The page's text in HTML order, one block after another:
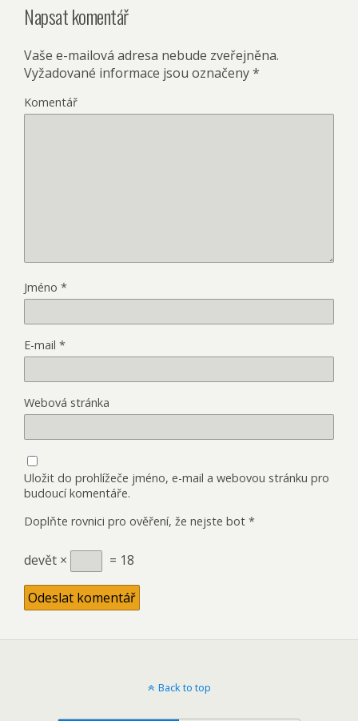
Napsat komentář
Vaše e-mailová adresa nebude zveřejněna.
Vyžadované informace jsou označeny*
Komentář
Jméno *
E-mail *
Webová stránka
Uložit do prohlížeče jméno, e-mail a webovou stránku pro
budoucí komentáře.
Doplňte rovnici pro ověření, že nejste bot *
devět × = 18
Back to top